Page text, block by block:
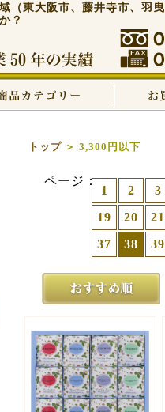
（東大阪市、藤井寺市、羽
？
トップ ＞ 3,300円以下
ページ：
1 2
3
19
20
21
37
38 39